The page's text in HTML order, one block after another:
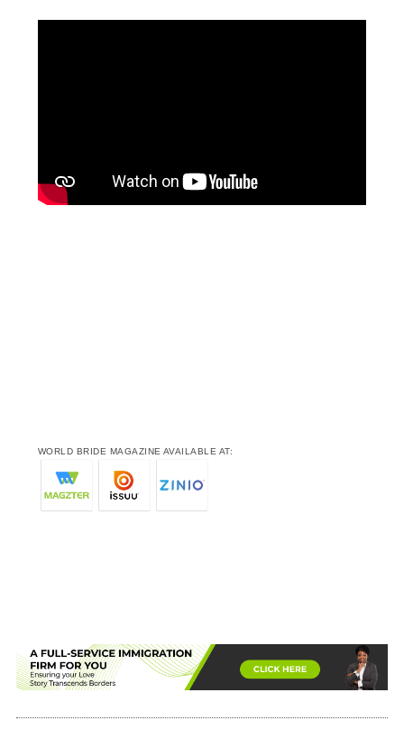
WORLD BRIDE MAGAZINE AVAILABLE AT: